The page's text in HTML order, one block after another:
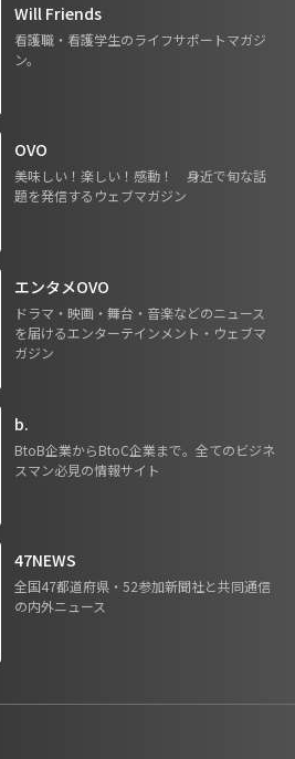
Will Friends
看護職・看護学生のライフサポートマガジ
ン。
OVO
美味しい！楽しい！感動！ 身近で旬な話
題を発信するウェブマガジン
エンタメOVO
ドラマ・映画・舞台・音楽などのニュース
を届けるエンターテインメント・ウェブマ
ガジン
b.
BtoB企業からBtoC企業まで。全てのビジネ
スマン必見の情報サイト
47NEWS
全国47都道府県・52参加新聞社と共同通信
の内外ニュース